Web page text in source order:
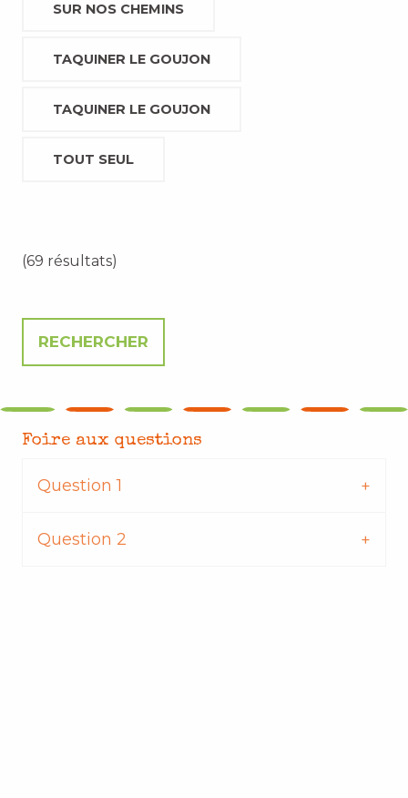
SUR NOS CHEMINS
TAQUINER LE GOUJON
TAQUINER LE GOUJON
TOUT SEUL
(69 résultats)
Foire aux questions
Question 1
Question 2